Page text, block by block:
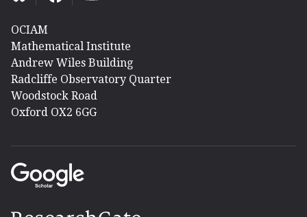
OCIAM
Mathematical Institute
Andrew Wiles Building
Radcliffe Observatory Quarter
Woodstock Road
Oxford OX2 6GG